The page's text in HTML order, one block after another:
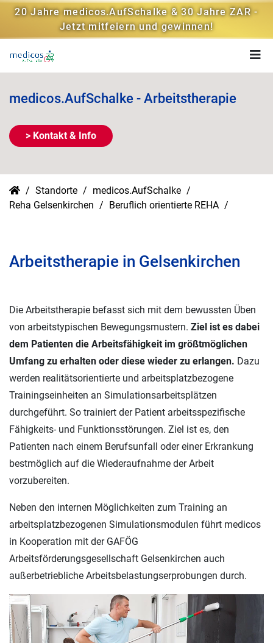
20 Jahre medicos.AufSchalke & 30 Jahre ZAR -
Jetzt mitfeiern und gewinnen!
medicos.AufSchalke - Arbeitstherapie
> Kontakt & Info
Standorte
medicos.AufSchalke
Reha Gelsenkirchen
Beruflich orientierte REHA
Arbeitstherapie in Gelsenkirchen
Die Arbeitstherapie befasst sich mit dem bewussten Üben
von arbeitstypischen Bewegungsmustern. Ziel ist es dabei
dem Patienten die Arbeitsfähigkeit im größtmöglichen
Umfang zu erhalten oder diese wieder zu erlangen. Dazu
werden realitätsorientierte und arbeitsplatzbezogene
Trainingseinheiten an Simulationsarbeitsplätzen
durchgeführt. So trainiert der Patient arbeitsspezifische
Fähigkeits- und Funktionsstörungen. Ziel ist es, den
Patienten nach einem Berufsunfall oder einer Erkrankung
bestmöglich auf die Wiederaufnahme der Arbeit
vorzubereiten.
Neben den internen Möglichkeiten zum Training an
arbeitsplatzbezogenen Simulationsmodulen führt medicos
in Kooperation mit der GAFÖG
Arbeitsförderungsgesellschaft Gelsenkirchen auch
außerbetriebliche Arbeitsbelastungserprobungen durch.